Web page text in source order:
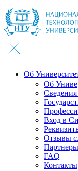
Об
Об
Сведения
Вход в
Отзывы
Партнеры
FAQ
Контакты